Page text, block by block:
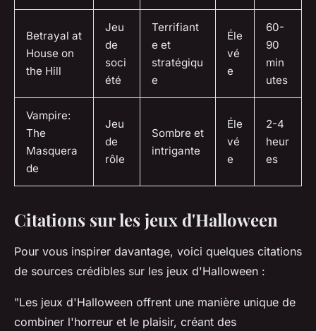
Betrayal at
House on
the Hill
Jeu
de
soci
été
Terrifiant
e et
stratégiqu
e
Éle
vé
e
60-
90
min
utes
Vampire:
The
Masquera
de
Jeu
de
rôle
Sombre et
intrigante
Éle
vé
e
2-4
heur
es
Citations sur les jeux d'Halloween
Pour vous inspirer davantage, voici quelques citations
de sources crédibles sur les jeux d'Halloween :
"Les jeux d'Halloween offrent une manière unique de
combiner l'horreur et le plaisir, créant des